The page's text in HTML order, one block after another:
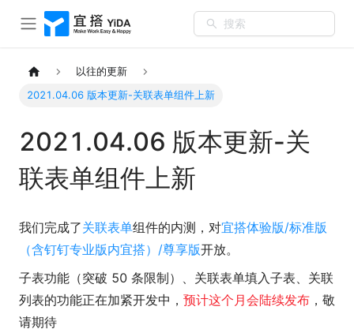
搜索
以往的更新
2021.04.06 版本更新-关联表单组件上新
2021.04.06 版本更新-关
联表单组件上新
我们完成了关联表单组件的内测，对宜搭体验版/标准版
（含钉钉专业版内宜搭）/尊享版开放。
子表功能（突破 50 条限制）、关联表单填入子表、关联
列表的功能正在加紧开发中， 预计这个月会陆续发布 ， 敬
请期待